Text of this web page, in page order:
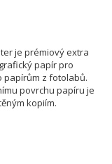
je prémiový extra
papír pro
papírům z fotolabů.
povrchu papíru je
kopiím.